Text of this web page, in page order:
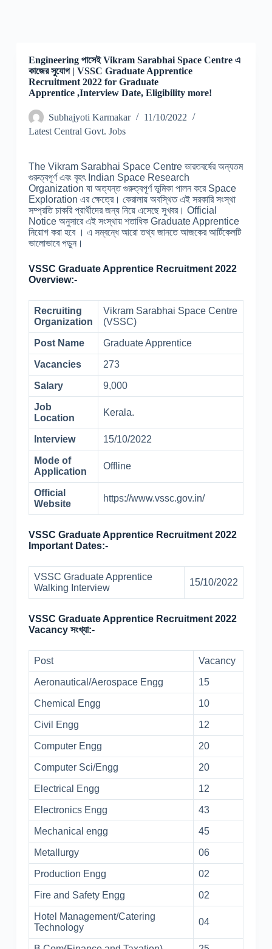
Engineering পাসেই Vikram Sarabhai Space Centre এ
কাজের সুযোগ | VSSC Graduate Apprentice
Recruitment 2022 for Graduate
Apprentice ,Interview Date, Eligibility more!
Subhajyoti Karmakar
11/10/2022
Latest Central Govt. Jobs
The Vikram Sarabhai Space Centre ভারতবর্ষের অন্যতম
গুরুত্বপূর্ণ এবং বৃহৎ Indian Space Research
Organization যা অত্যন্ত গুরুত্বপূর্ণ ভূমিকা পালন করে Space
Exploration এর ক্ষেত্রে। কেরালায় অবস্থিত এই সরকারি সংস্থা
সম্প্রতি চাকরি প্রার্থীদের জন্য নিয়ে এসেছে সুখবর। Official
Notice অনুসারে এই সংস্থায় শতাধিক Graduate Apprentice
নিয়োগ করা হবে । এ সম্বন্ধে আরো তথ্য জানতে আজকের আর্টিকেলটি
ভালোভাবে পড়ুন।
VSSC Graduate Apprentice Recruitment 2022
Overview:-
Recruiting
Organization
Vikram Sarabhai Space Centre
(VSSC)
Post Name Graduate Apprentice
Vacancies 273
Salary 9,000
Job
Location
Kerala.
Interview 15/10/2022
Mode of
Application
Offline
Official
Website
https://www.vssc.gov.in/
VSSC Graduate Apprentice Recruitment 2022
Important Dates:-
VSSC Graduate Apprentice
Walking Interview
15/10/2022
VSSC Graduate Apprentice Recruitment 2022
Vacancy সংখ্যা:-
Post Vacancy
Aeronautical/Aerospace Engg 15
Chemical Engg 10
Civil Engg 12
Computer Engg 20
Computer Sci/Engg 20
Electrical Engg 12
Electronics Engg 43
Mechanical engg 45
Metallurgy 06
Production Engg 02
Fire and Safety Engg 02
Hotel Management/Catering
Technology
04